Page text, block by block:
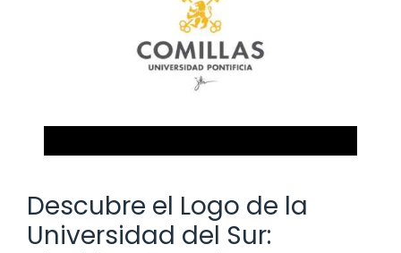
Descubre el Logo de la
Universidad del Sur: